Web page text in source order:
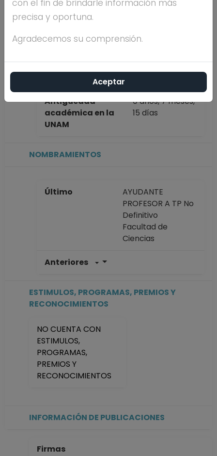
Máximo nivel de
Antigüedad
académica en la
UNAM
0 años, 7 meses,
15 días
NOMBRAMIENTOS
Último
AYUDANTE
PROFESOR A TP No
Definitivo
Facultad de
Ciencias
Anteriores
Facultad de
ESTIMULOS, PROGRAMAS, PREMIOS Y
RECONOCIMIENTOS
NO CUENTA CON
ESTIMULOS,
PROGRAMAS,
PREMIOS Y
RECONOCIMIENTOS
INFORMACIÓN DE PUBLICACIONES
Firmas
con el fin de brindarle información más
precisa y oportuna.
Agradecemos su comprensión.
Aceptar